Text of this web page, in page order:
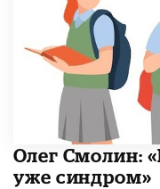
​Олег Смолин:
уже синдром»